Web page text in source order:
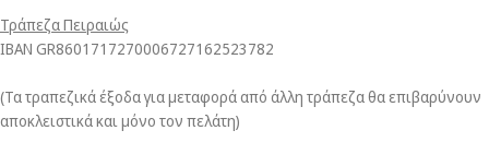
Τράπεζα Πειραιώς
ΙΒΑΝ GR8601717270006727162523782
(Τα τραπεζικά έξοδα για μεταφορά από άλλη τράπεζα θα επιβαρύνουν
αποκλειστικά και μόνο τον πελάτη)